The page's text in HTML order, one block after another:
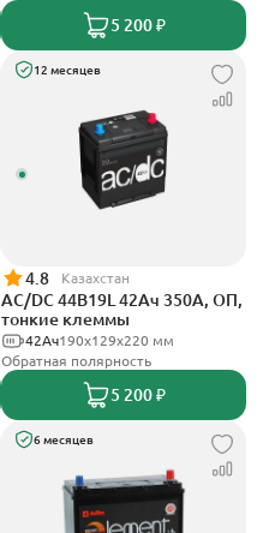
5 200 ₽
12 месяцев
4.8 Казахстан
AC/DC 44B19L 42Ач 350А, ОП,
тонкие клеммы
190x129x220 мм
42Ач
Обратная полярность
5 200 ₽
6 месяцев